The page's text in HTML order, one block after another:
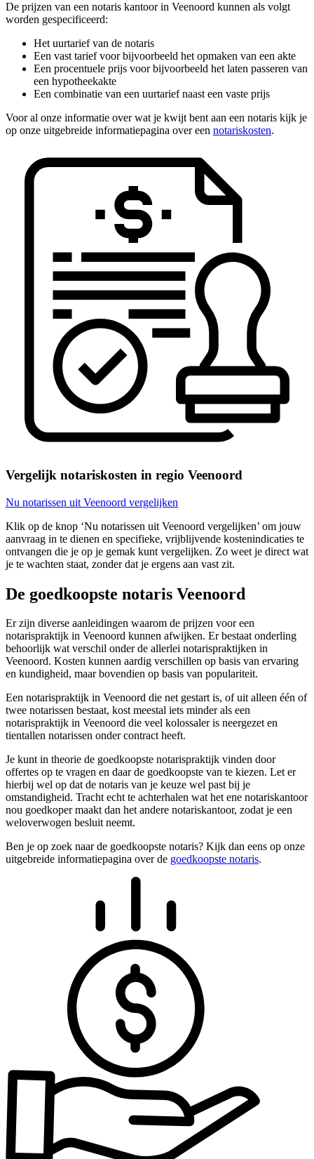
De prijzen van een notaris kantoor in Veenoord kunnen als volgt
worden gespecificeerd:
Het uurtarief van de notaris
Een vast tarief voor bijvoorbeeld het opmaken van een akte
Een procentuele prijs voor bijvoorbeeld het laten passeren van
een hypotheekakte
Een combinatie van een uurtarief naast een vaste prijs
Voor al onze informatie over wat je kwijt bent aan een notaris kijk je
op onze uitgebreide informatiepagina over een notariskosten.
Vergelijk notariskosten in regio Veenoord
Nu notarissen uit Veenoord vergelijken
Klik op de knop ‘Nu notarissen uit Veenoord vergelijken’ om jouw
aanvraag in te dienen en specifieke, vrijblijvende kostenindicaties te
ontvangen die je op je gemak kunt vergelijken. Zo weet je direct wat
je te wachten staat, zonder dat je ergens aan vast zit.
De goedkoopste notaris Veenoord
Er zijn diverse aanleidingen waarom de prijzen voor een
notarispraktijk in Veenoord kunnen afwijken. Er bestaat onderling
behoorlijk wat verschil onder de allerlei notarispraktijken in
Veenoord. Kosten kunnen aardig verschillen op basis van ervaring
en kundigheid, maar bovendien op basis van populariteit.
Een notarispraktijk in Veenoord die net gestart is, of uit alleen één of
twee notarissen bestaat, kost meestal iets minder als een
notarispraktijk in Veenoord die veel kolossaler is neergezet en
tientallen notarissen onder contract heeft.
Je kunt in theorie de goedkoopste notarispraktijk vinden door
offertes op te vragen en daar de goedkoopste van te kiezen. Let er
hierbij wel op dat de notaris van je keuze wel past bij je
omstandigheid. Tracht echt te achterhalen wat het ene notariskantoor
nou goedkoper maakt dan het andere notariskantoor, zodat je een
weloverwogen besluit neemt.
Ben je op zoek naar de goedkoopste notaris? Kijk dan eens op onze
uitgebreide informatiepagina over de goedkoopste notaris.